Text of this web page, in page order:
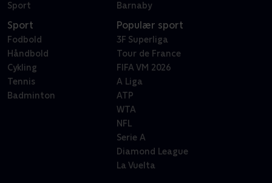
Sport
Barnaby
Sport
Fodbold
Håndbold
Cykling
Tennis
Badminton
Populær sport
3F Superliga
Tour de France
FIFA VM 2026
A Liga
ATP
WTA
NFL
Serie A
Diamond League
La Vuelta